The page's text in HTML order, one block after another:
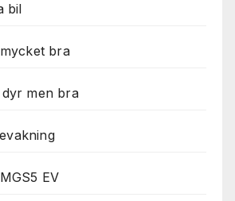
bil
bra
dyr men bra
EV